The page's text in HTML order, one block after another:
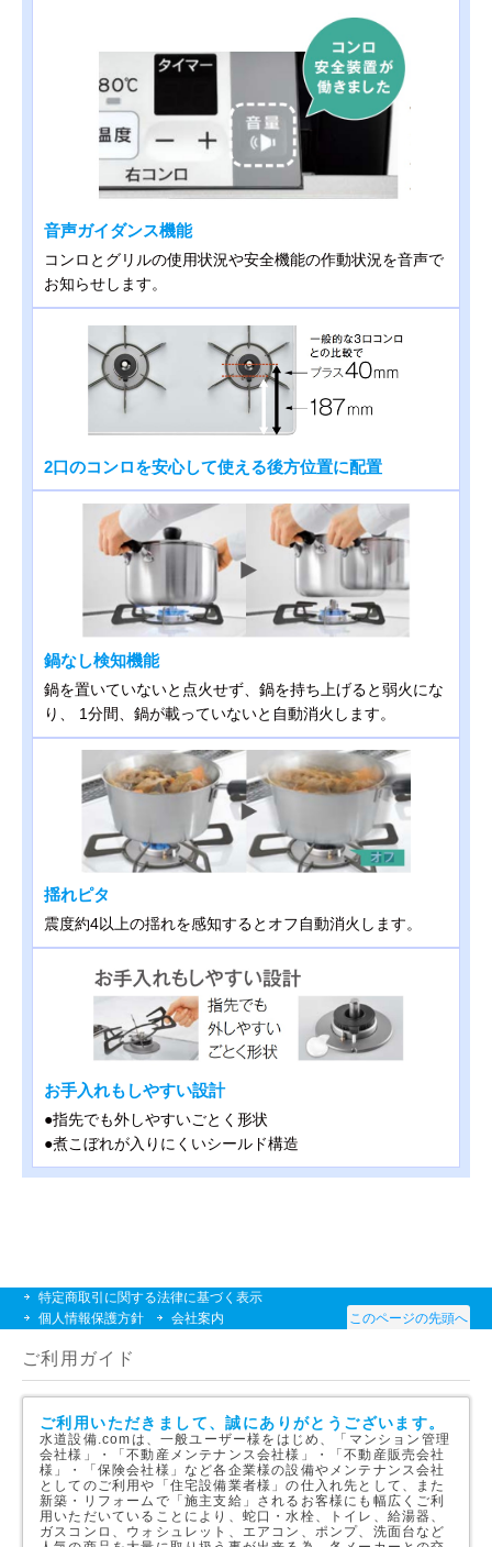
音声ガイダンス機能
コンロとグリルの使用状況や安全機能の作動状況を音声で
お知らせします。
2口のコンロを安心して使える後方位置に配置
鍋なし検知機能
鍋を置いていないと点火せず、鍋を持ち上げると弱火にな
り、 1分間、鍋が載っていないと自動消火します。
揺れピタ
震度約4以上の揺れを感知するとオフ自動消火します。
お手入れもしやすい設計
●指先でも外しやすいごとく形状
●煮こぼれが入りにくいシールド構造
特定商取引に関する法律に基づく表示
個人情報保護方針
会社案内 このページの先頭へ
ご利用ガイド
ご利用いただきまして、誠にありがとうございます。
水道設備.comは、一般ユーザー様をはじめ、「マンション管理
会社様」・「不動産メンテナンス会社様」・「不動産販売会社
様」・「保険会社様」など各企業様の設備やメンテナンス会社
としてのご利用や「住宅設備業者様」の仕入れ先として、また
新築・リフォームで「施主支給」されるお客様にも幅広くご利
用いただいていることにより、蛇口・水栓、トイレ、給湯器、
ガスコンロ、ウォシュレット、エアコン、ポンプ、洗面台など